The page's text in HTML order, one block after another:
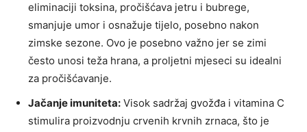
eliminaciji toksina, pročišćava jetru i bubrege,
smanjuje umor i osnažuje tijelo, posebno nakon
zimske sezone. Ovo je posebno važno jer se zimi
često unosi teža hrana, a proljetni mjeseci su idealni
za pročišćavanje.
Jačanje imuniteta: Visok sadržaj gvožđa i vitamina C
stimulira proizvodnju crvenih krvnih zrnaca, što je